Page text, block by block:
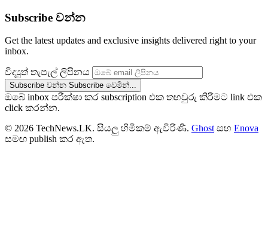
Subscribe වන්න
Get the latest updates and exclusive insights delivered right to your
inbox.
විද්‍යුත් තැපැල් ලිපිනය
Subscribe වන්න Subscribe වෙමින්...
ඔබේ inbox පරීක්ෂා කර subscription එක තහවුරු කිරීමට link එක
click කරන්න.
© 2026 TechNews.LK. සියලු හිමිකම් ඇවිරිණි. Ghost සහ Enova
සමඟ publish කර ඇත.